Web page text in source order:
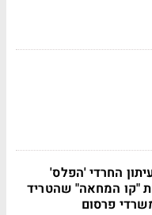
החרדי 'הפלס'
"קו המחאה" שהטריד
פרסום